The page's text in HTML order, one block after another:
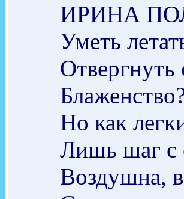
ИРИНА
Уметь
Но как
Лишь шаг с
Воздушна,